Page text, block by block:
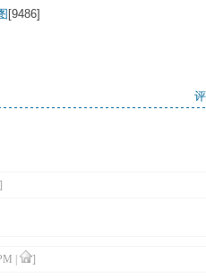
[9486]
| ]